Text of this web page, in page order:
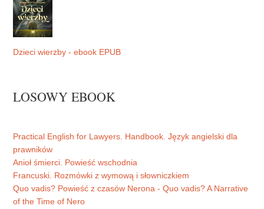
Dzieci wierzby - ebook EPUB
LOSOWY EBOOK
Practical English for Lawyers. Handbook. Język angielski dla
prawników
Anioł śmierci. Powieść wschodnia
Francuski. Rozmówki z wymową i słowniczkiem
Quo vadis? Powieść z czasów Nerona - Quo vadis? A Narrative
of the Time of Nero